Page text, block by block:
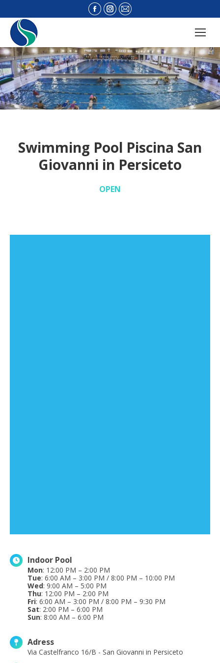
Facebook
page
in
new
window
Instagram
page
in
new
window
Mail
page
in
new
window
Swimming Pool Piscina San
Giovanni in Persiceto
OPEN
Indoor Pool
Mon: 12:00 PM – 2:00 PM
Tue: 6:00 AM – 3:00 PM / 8:00 PM – 10:00 PM
Wed: 9:00 AM – 5:00 PM
Thu: 12:00 PM – 2:00 PM
Fri: 6:00 AM – 3:00 PM / 8:00 PM – 9:30 PM
Sat: 2:00 PM – 6:00 PM
Sun: 8:00 AM – 6:00 PM
Adress
Via Castelfranco 16/B - San Giovanni in Persiceto